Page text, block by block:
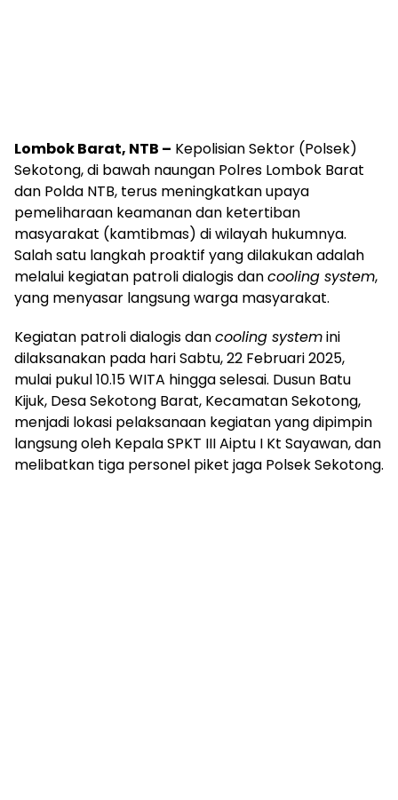
Lombok Barat, NTB – Kepolisian Sektor (Polsek)
Sekotong, di bawah naungan Polres Lombok Barat
dan Polda NTB, terus meningkatkan upaya
pemeliharaan keamanan dan ketertiban
masyarakat (kamtibmas) di wilayah hukumnya.
Salah satu langkah proaktif yang dilakukan adalah
melalui kegiatan patroli dialogis dancooling system,
yang menyasar langsung warga masyarakat.
Kegiatan patroli dialogis dancooling systemini
dilaksanakan pada hari Sabtu, 22 Februari 2025,
mulai pukul 10.15 WITA hingga selesai. Dusun Batu
Kijuk, Desa Sekotong Barat, Kecamatan Sekotong,
menjadi lokasi pelaksanaan kegiatan yang dipimpin
langsung oleh Kepala SPKT III Aiptu I Kt Sayawan, dan
melibatkan tiga personel piket jaga Polsek Sekotong.